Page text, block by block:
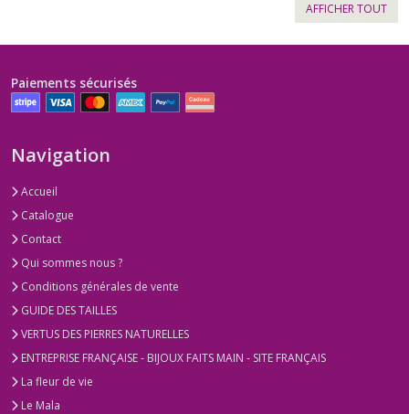
AFFICHER TOUT
Paiements sécurisés
Navigation
Accueil
Catalogue
Contact
Qui sommes nous ?
Conditions générales de vente
GUIDE DES TAILLES
VERTUS DES PIERRES NATURELLES
ENTREPRISE FRANÇAISE - BIJOUX FAITS MAIN - SITE FRANÇAIS
La fleur de vie
Le Mala